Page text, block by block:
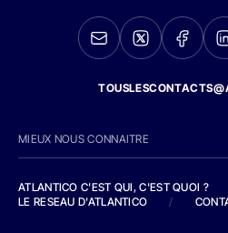
MIEUX NOUS CONNAITRE
ATLANTICO C'EST QUI, C'EST QUOI ?
LE RESEAU D'ATLANTICO
/